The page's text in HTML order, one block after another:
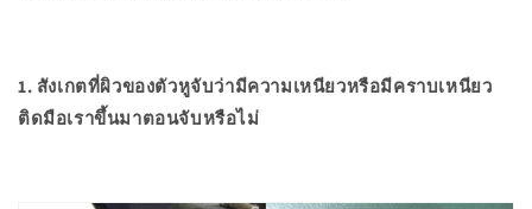
1. สังเกตที่ผิวของตัวหูจับว่ามีความเหนียวหรือมีคราบเหนียว
ติดมือเราขึ้นมาตอนจับหรือไม่